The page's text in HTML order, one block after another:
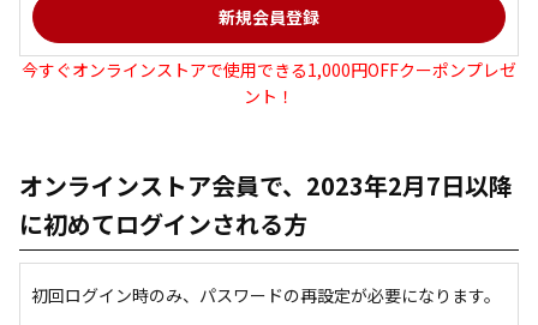
今すぐオンラインストアで使用できる1,000円OFFクーポンプレゼ
ント！
オンラインストア会員で、2023年2月7日以降
に初めてログインされる方
初回ログイン時のみ、パスワードの再設定が必要になります。